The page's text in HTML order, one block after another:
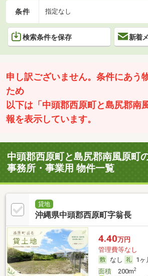
条件 指定なし
検索条件を保存 新着
申し訳ございません。条件にあう
ため
以下は「中頭郡西原町と島尻郡南
報を表示しています。
中頭郡西原町と島尻郡南風原町
事務所・事業用 物件一覧
貸地
沖縄県中頭郡西原町字翁長
4.40万円
管理費等なし
なし
1ヶ
面積200m2